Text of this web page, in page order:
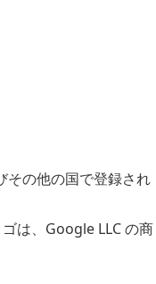
の他の国で登録され
は、Google LLC の商